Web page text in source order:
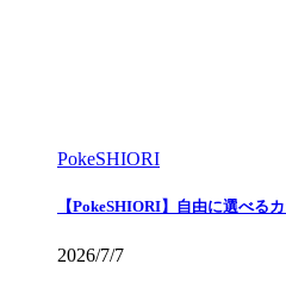
PokeSHIORI
【PokeSHIORI】自由に選べる
2026/7/7